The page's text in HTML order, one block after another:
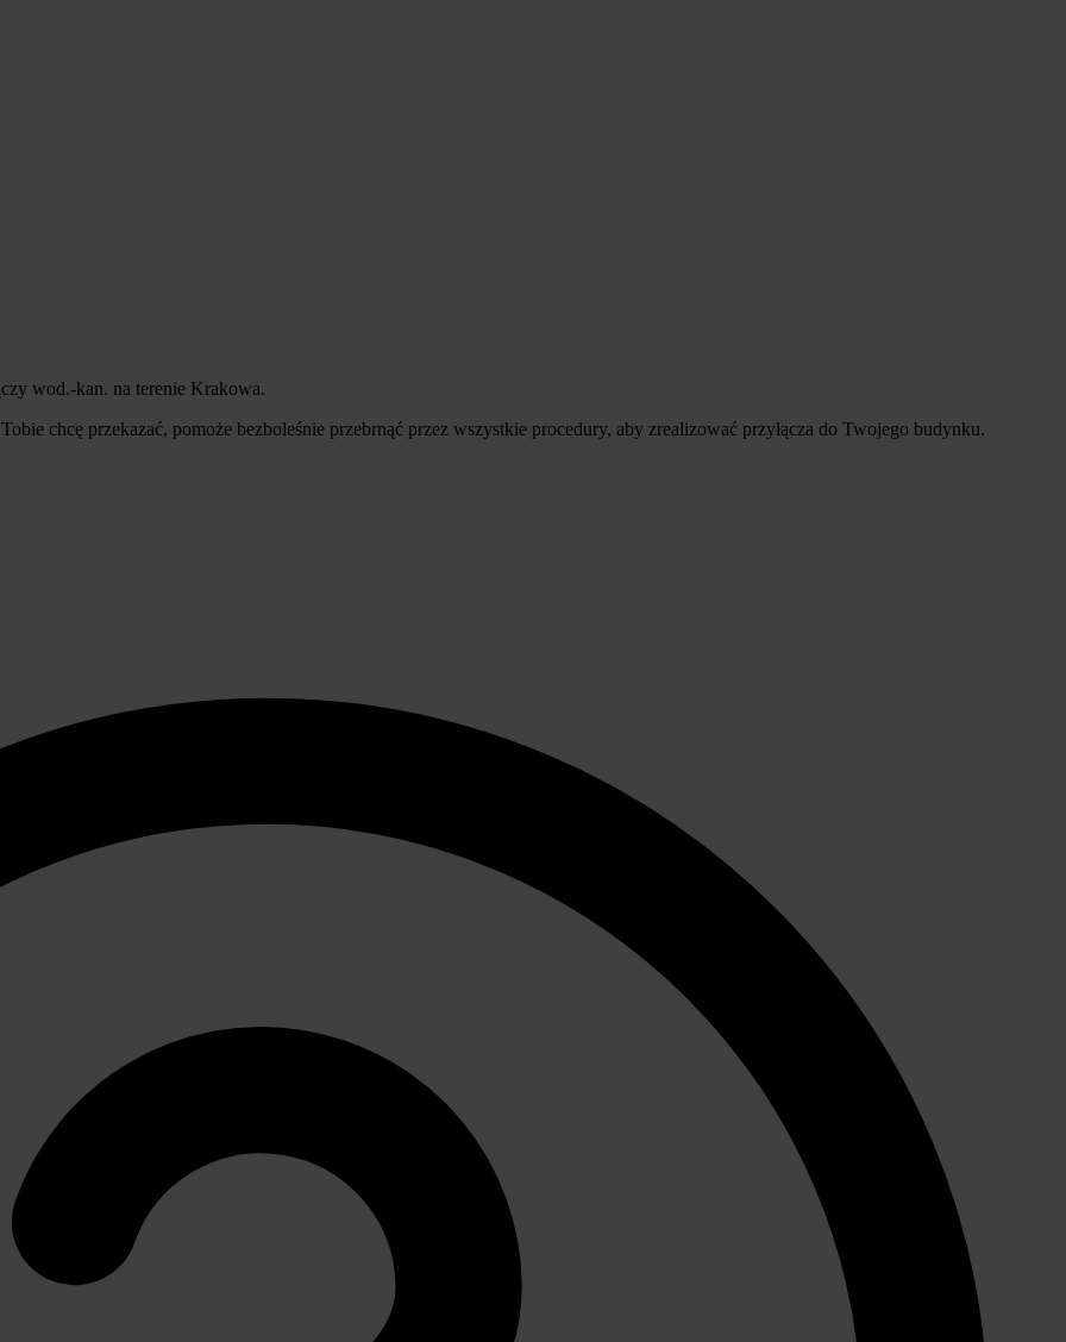
wod.-kan. na terenie Krakowa.
chcę przekazać, pomoże bezboleśnie przebrnąć przez wszystkie procedury, aby zrealizować przyłącza do Twojego budynku.